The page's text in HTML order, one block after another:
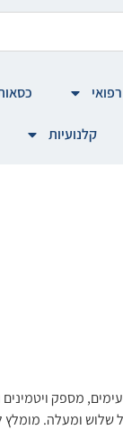
קלנועיות
מספק
שלוש ומעלה.